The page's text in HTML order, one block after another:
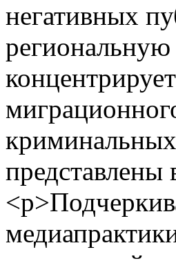
негативных
региональную
представлены